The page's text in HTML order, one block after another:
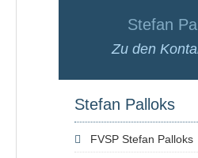
Stefan
Zu den
Stefan Palloks
FVSP Stefan Palloks